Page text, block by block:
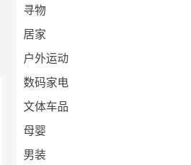
寻物
居家
户外运动
数码家电
文体车品
母婴
男装